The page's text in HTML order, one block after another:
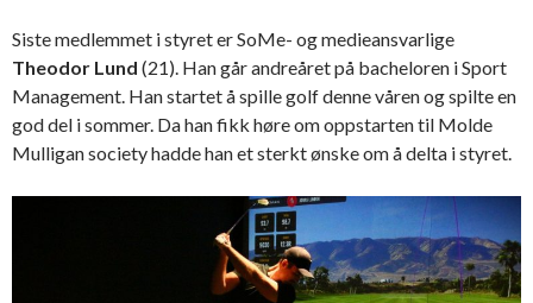
Siste medlemmet i styret er SoMe- og medieansvarlige
Theodor Lund (21). Han går andreåret på bacheloren i Sport
Management. Han startet å spille golf denne våren og spilte en
god del i sommer. Da han fikk høre om oppstarten til Molde
Mulligan society hadde han et sterkt ønske om å delta i styret.